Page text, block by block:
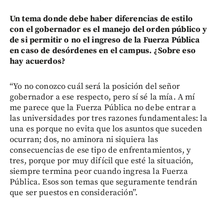
Un tema donde debe haber diferencias de estilo
con el gobernador es el manejo del orden público y
de si permitir o no el ingreso de la Fuerza Pública
en caso de desórdenes en el campus. ¿Sobre eso
hay acuerdos?
“Yo no conozco cuál será la posición del señor
gobernador a ese respecto, pero sí sé la mía. A mí
me parece que la Fuerza Pública no debe entrar a
las universidades por tres razones fundamentales: la
una es porque no evita que los asuntos que suceden
ocurran; dos, no aminora ni siquiera las
consecuencias de ese tipo de enfrentamientos, y
tres, porque por muy difícil que esté la situación,
siempre termina peor cuando ingresa la Fuerza
Pública. Esos son temas que seguramente tendrán
que ser puestos en consideración”.